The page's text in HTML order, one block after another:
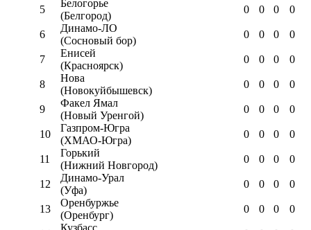
5
Белогорье
(Белгород)
0 0 0 0
6
Динамо-ЛО
(Сосновый бор)
0 0 0 0
7
Енисей
(Красноярск)
0 0 0 0
8
Нова
(Новокуйбышевск)
0 0 0 0
9
Факел Ямал
(Новый Уренгой)
0 0 0 0
10
Газпром-Югра
(ХМАО-Югра)
0 0 0 0
11
Горький
(Нижний Новгород)
0 0 0 0
12
Динамо-Урал
(Уфа)
0 0 0 0
13
Оренбуржье
(Оренбург)
0 0 0 0
Кузбасс